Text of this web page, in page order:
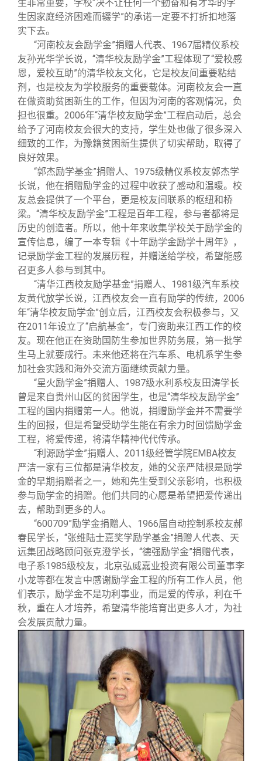
生非常重要，学校“决不让任何一个勤奋和有才华的学
生因家庭经济困难而辍学”的承诺一定要不打折扣地落
实下去。
“河南校友会励学金”捐赠人代表、1967届精仪系校
友孙光华学长说，“清华校友励学金”工程体现了“爱校感
恩，爱校互助”的清华校友文化，它是校友间重要粘结
剂，也是校友为学校服务的重要载体。河南校友会一直
在做资助贫困新生的工作，但因为河南的客观情况，负
担也很重。2006年“清华校友励学金”工程启动后，总会
给予了河南校友会很大的支持，学生处也做了很多深入
细致的工作，为豫籍贫困新生提供了切实帮助，取得了
良好效果。
“郭杰励学基金”捐赠人、1975级精仪系校友郭杰学
长说，他在捐赠励学金的过程中收获了感动和温暖。校
友总会提供了一个平台，更是校友间联系的枢纽和桥
梁。“清华校友励学金”工程是百年工程，参与者都将是
历史的创造者。所以，他十年来收集学校关于励学金的
宣传信息，编了一本专辑《十年励学金励学十周年》，
记录励学金工程的发展历程，并赠送给学校，希望能感
召更多人参与到其中。
“清华江西校友励学基金”捐赠人、1981级汽车系校
友黄代放学长说，江西校友会一直有励学的传统，2006
年“清华校友励学金”创立后，江西校友会积极参与，又
在2011年设立了“启航基金”，专门资助来江西工作的校
友。现在他正在资助国防生参加世界防务展，第一批学
生马上就要成行。未来他还将在汽车系、电机系学生参
加社会实践和海外交流方面继续贡献力量。
“星火励学金”捐赠人、1987级水利系校友田涛学长
曾是来自贵州山区的贫困学生，也是“清华校友励学金”
工程的国内捐赠第一人。他说，捐赠励学金并不需要学
生的回报，但是希望受助学生能在有余力时回馈励学金
工程，将爱传递，将清华精神代代传承。
“利源励学金”捐赠人、2011级经管学院EMBA校友
严洁一家有三位都是清华校友，她的父亲严陆根是励学
金的早期捐赠者之一，她和先生受到父亲影响，也积极
参与励学金的捐赠。他们共同的心愿是希望把爱传递出
去，帮助到更多的人。
“600709”励学金捐赠人、1966届自动控制系校友郝
春民学长，“张维陆士嘉奖学励学基金”捐赠人代表、天
远集团战略顾问张克澄学长，“德强励学金”捐赠代表，
电子系1985级校友，北京弘威嘉业投资有限公司董事李
小龙等都在发言中感谢励学金工程的所有工作人员，他
们表示，励学金不是功利事业，而是爱的传承，利在千
秋，重在人才培养，希望清华能培育出更多人才，为社
会发展贡献力量。